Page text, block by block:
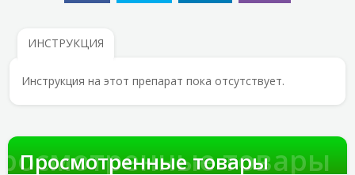
ИНСТРУКЦИЯ
Инструкция на этот препарат пока отсутствует.
товары
Просмотренные товары